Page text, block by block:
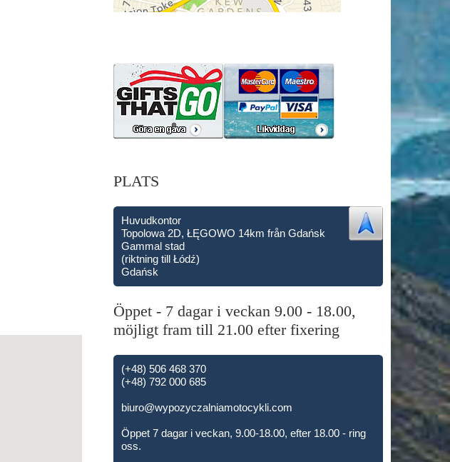
PLATS
Huvudkontor
Topolowa 2D, ŁĘGOWO 14km från Gdańsk
Gammal stad
(riktning till Łódź)
Gdańsk
Öppet - 7 dagar i veckan 9.00 - 18.00,
möjligt fram till 21.00 efter fixering
(+48) 506 468 370
(+48) 792 000 685
biuro@wypozyczalniamotocykli.com
Öppet 7 dagar i veckan, 9.00-18.00, efter 18.00 - ring
oss.